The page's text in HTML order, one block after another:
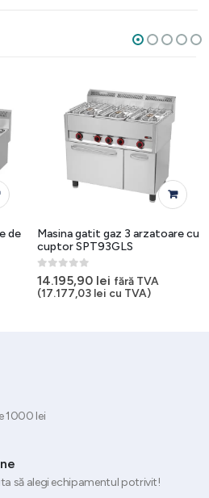
de
Masina gatit gaz 3 arzatoare cu
cuptor SPT93GLS
0 out of 5
14.195,90 lei fără TVA
(17.177,03 lei cu TVA)
1000 lei
să alegi echipamentul potrivit!